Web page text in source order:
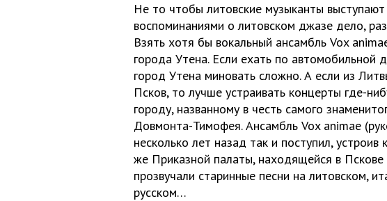
Не то чтобы литовские музыканты
воспоминаниями о литовском джазе дело,
Взять хотя бы вокальный ансамбль Vox
города Утена. Если ехать по автомобильной
город Утена миновать сложно. А если из
Псков, то лучше устраивать концерты где-
городу, названному в честь самого
Довмонта-Тимофея. Ансамбль Vox animae
несколько лет назад так и поступил,
же Приказной палаты, находящейся в
прозвучали старинные песни на литовском,
русском…